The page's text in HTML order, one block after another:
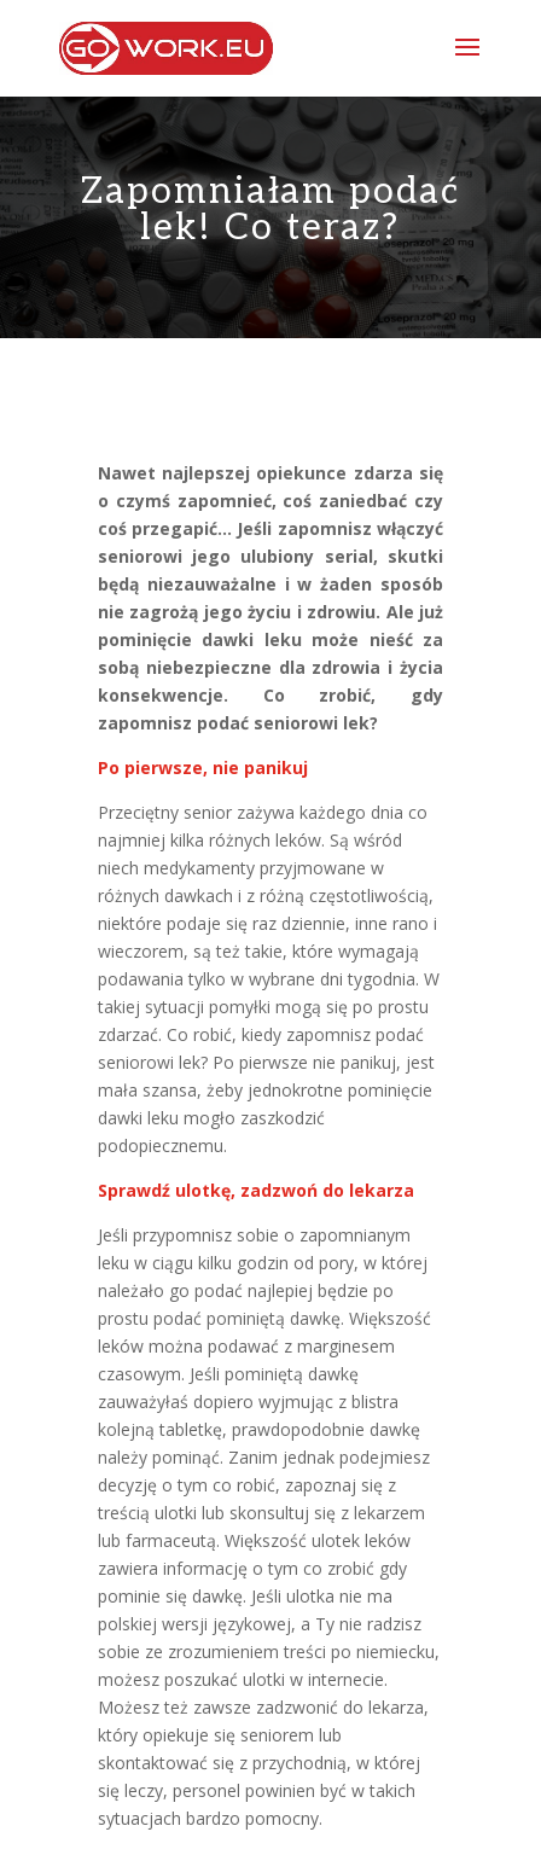
Zapomniałam podać
lek! Co teraz?
Nawet najlepszej opiekunce zdarza się
o czymś zapomnieć, coś zaniedbać czy
coś przegapić… Jeśli zapomnisz włączyć
seniorowi jego ulubiony serial, skutki
będą niezauważalne i w żaden sposób
nie zagrożą jego życiu i zdrowiu. Ale już
pominięcie dawki leku może nieść za
sobą niebezpieczne dla zdrowia i życia
konsekwencje. Co zrobić, gdy
zapomnisz podać seniorowi lek?
Po pierwsze, nie panikuj
Przeciętny senior zażywa każdego dnia co
najmniej kilka różnych leków. Są wśród
niech medykamenty przyjmowane w
różnych dawkach i z różną częstotliwością,
niektóre podaje się raz dziennie, inne rano i
wieczorem, są też takie, które wymagają
podawania tylko w wybrane dni tygodnia. W
takiej sytuacji pomyłki mogą się po prostu
zdarzać. Co robić, kiedy zapomnisz podać
seniorowi lek? Po pierwsze nie panikuj, jest
mała szansa, żeby jednokrotne pominięcie
dawki leku mogło zaszkodzić
podopiecznemu.
Sprawdź ulotkę, zadzwoń do lekarza
Jeśli przypomnisz sobie o zapomnianym
leku w ciągu kilku godzin od pory, w której
należało go podać najlepiej będzie po
prostu podać pominiętą dawkę. Większość
leków można podawać z marginesem
czasowym. Jeśli pominiętą dawkę
zauważyłaś dopiero wyjmując z blistra
kolejną tabletkę, prawdopodobnie dawkę
należy pominąć. Zanim jednak podejmiesz
decyzję o tym co robić, zapoznaj się z
treścią ulotki lub skonsultuj się z lekarzem
lub farmaceutą. Większość ulotek leków
zawiera informację o tym co zrobić gdy
pominie się dawkę. Jeśli ulotka nie ma
polskiej wersji językowej, a Ty nie radzisz
sobie ze zrozumieniem treści po niemiecku,
możesz poszukać ulotki w internecie.
Możesz też zawsze zadzwonić do lekarza,
który opiekuje się seniorem lub
skontaktować się z przychodnią, w której
się leczy, personel powinien być w takich
sytuacjach bardzo pomocny.